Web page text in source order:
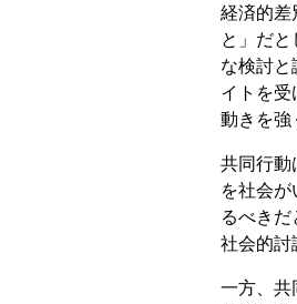
経済的差
と」だ
な検討と
イトを受
動きを強
共同行動
を社会
るべき
社会的討
一方、共